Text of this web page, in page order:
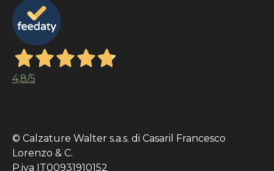
4,8/5
© Calzature Walter s.a.s. di Casaril Francesco
Lorenzo & C.
P.iva IT00931910152